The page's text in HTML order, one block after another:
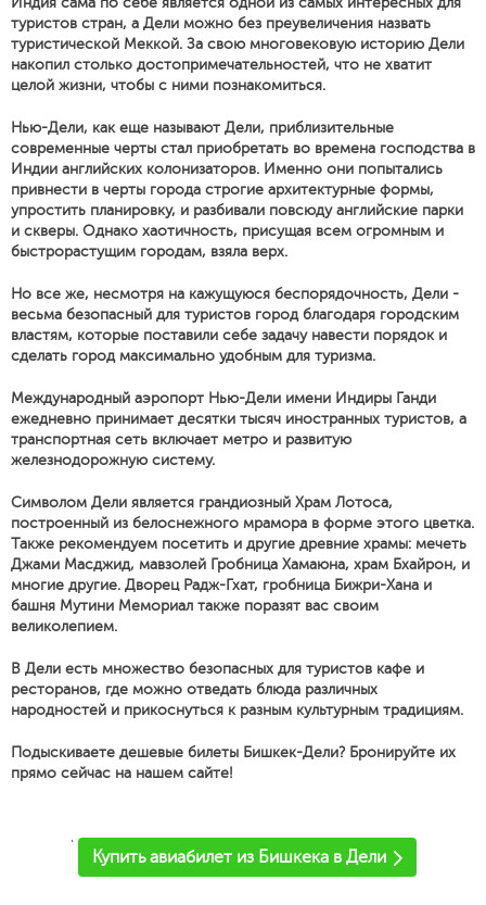
туристов стран, а Дели можно без преувеличения назвать
туристической Меккой. За свою многовековую историю Дели
накопил столько достопримечательностей, что не хватит
целой жизни, чтобы с ними познакомиться.
Нью-Дели, как еще называют Дели, приблизительные
современные черты стал приобретать во времена господства в
Индии английских колонизаторов. Именно они попытались
привнести в черты города строгие архитектурные формы,
упростить планировку, и разбивали повсюду английские парки
и скверы. Однако хаотичность, присущая всем огромным и
быстрорастущим городам, взяла верх.
Но все же, несмотря на кажущуюся беспорядочность, Дели -
весьма безопасный для туристов город благодаря городским
властям, которые поставили себе задачу навести порядок и
сделать город максимально удобным для туризма.
Международный аэропорт Нью-Дели имени Индиры Ганди
ежедневно принимает десятки тысяч иностранных туристов, а
транспортная сеть включает метро и развитую
железнодорожную систему.
Символом Дели является грандиозный Храм Лотоса,
построенный из белоснежного мрамора в форме этого цветка.
Также рекомендуем посетить и другие древние храмы: мечеть
Джами Масджид, мавзолей Гробница Хамаюна, храм Бхайрон, и
многие другие. Дворец Радж-Гхат, гробница Бижри-Хана и
башня Мутини Мемориал также поразят вас своим
великолепием.
В Дели есть множество безопасных для туристов кафе и
ресторанов, где можно отведать блюда различных
народностей и прикоснуться к разным культурным традициям.
Подыскиваете дешевые билеты Бишкек-Дели? Бронируйте их
прямо сейчас на нашем сайте!
'
Купить авиабилет из Бишкека в Дели